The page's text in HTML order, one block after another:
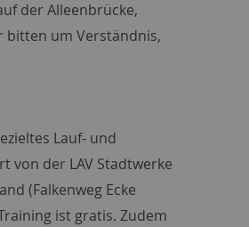
der Alleenbrücke,
bitten um Verständnis,
Lauf- und
von der LAV Stadtwerke
(Falkenweg Ecke
ist gratis. Zudem